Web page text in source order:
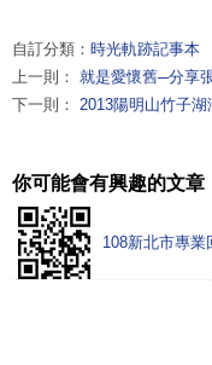
自訂分類： 時光軌跡記事本
上一則： 就是愛懷舊─分享
下一則： 2013陽明山竹子
你可能會有興趣的文章
108新北市專